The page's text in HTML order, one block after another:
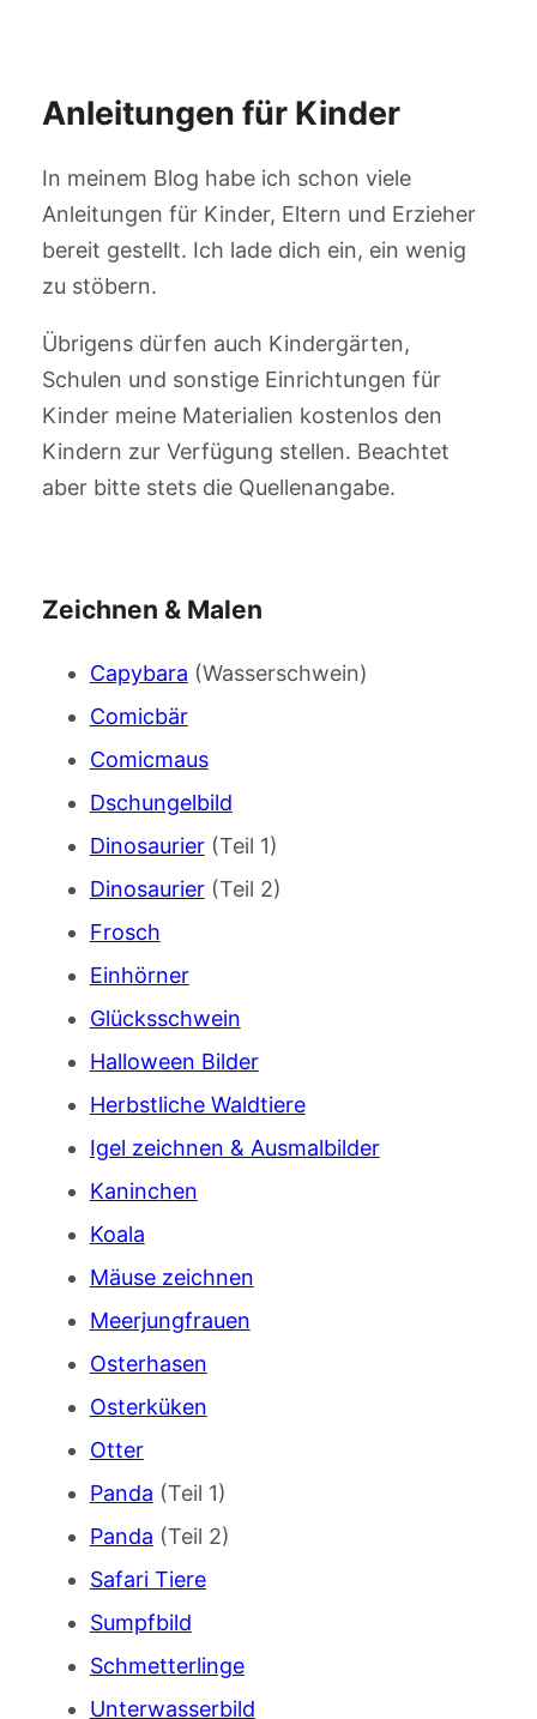
Anleitungen für Kinder
In meinem Blog habe ich schon viele
Anleitungen für Kinder, Eltern und Erzieher
bereit gestellt. Ich lade dich ein, ein wenig
zu stöbern.
Übrigens dürfen auch Kindergärten,
Schulen und sonstige Einrichtungen für
Kinder meine Materialien kostenlos den
Kindern zur Verfügung stellen. Beachtet
aber bitte stets die Quellenangabe.
Zeichnen & Malen
Capybara (Wasserschwein)
Comicbär
Comicmaus
Dschungelbild
Dinosaurier(Teil 1)
Dinosaurier(Teil 2)
Frosch
Einhörner
Glücksschwein
Halloween Bilder
Herbstliche Waldtiere
Igel zeichnen & Ausmalbilder
Kaninchen
Koala
Mäuse zeichnen
Meerjungfrauen
Osterhasen
Osterküken
Otter
Panda (Teil 1)
Panda (Teil 2)
Safari Tiere
Sumpfbild
Schmetterlinge
Unterwasserbild